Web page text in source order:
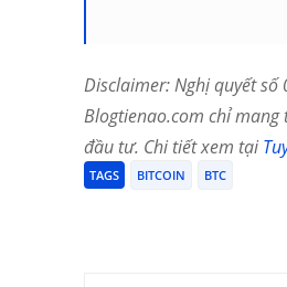
Disclaimer: Nghị quyết
Blogtienao.com chỉ
đầu tư. Chi tiết xem tại
TAGS BITCOIN BTC